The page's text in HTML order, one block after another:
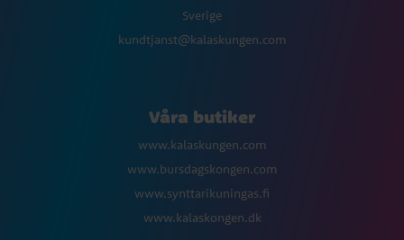
Sverige
kundtjanst@kalaskungen.com
Våra butiker
www.kalaskungen.com
www.bursdagskongen.com
www.synttarikuningas.fi
www.kalaskongen.dk